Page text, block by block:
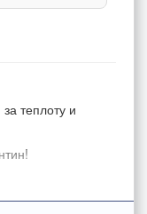
теплоту и